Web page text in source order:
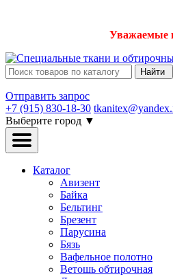
Уважаемые
Найти
Отправить запрос
+7 (915) 830-18-30
Выберите город ▼
Каталог
Авизент
Байка
Бельтинг
Брезент
Парусина
Бязь
Вафельное полотно
Ветошь обтирочная